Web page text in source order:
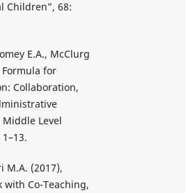
Children”, 68:
E.A., McClurg
Formula for
Collaboration,
Middle Level
M.A. (2017),
Co-Teaching,